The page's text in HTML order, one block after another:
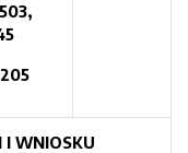
I WNIOSKU